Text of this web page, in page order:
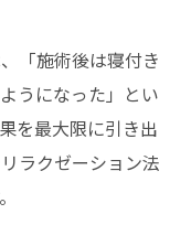
「施術後は寝付き
うになった」とい
を最大限に引き出
ラクゼーション法